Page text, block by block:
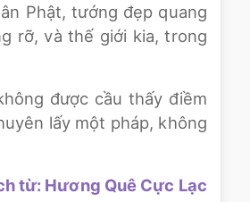
Phật, tướng đẹp quang
rỡ, và thế giới kia, trong
được cầu thấy điềm
lấy một pháp, không
từ: Hương Quê Cực Lạc